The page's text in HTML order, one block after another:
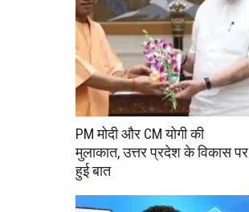
PM मोदी और CM योगी की
मुलाकात, उत्तर प्रदेश के विकास पर
हुई बात